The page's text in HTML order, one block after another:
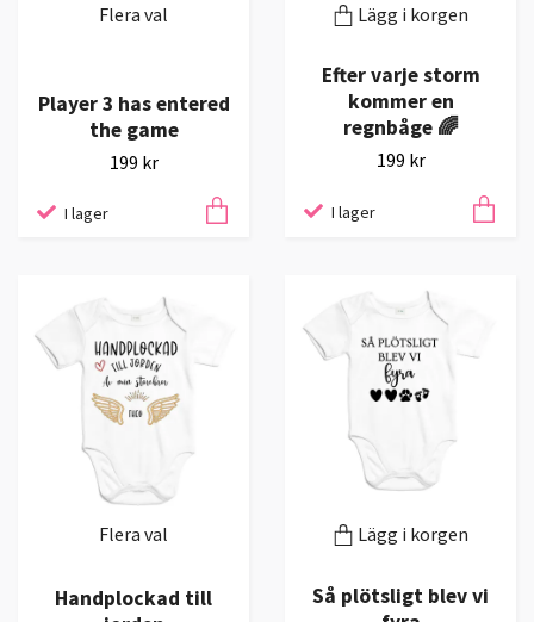
Flera val
Player 3 has entered
the game
199 kr
I lager
Lägg i korgen
Efter varje storm
kommer en
regnbåge 🌈
199 kr
I lager
Flera val
Handplockad till
Lägg i korgen
Så plötsligt blev vi